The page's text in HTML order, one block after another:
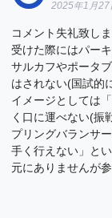
2025年1月27
コメント失礼致し
受けた際にはパー
サルカフやポータ
はされない(国試的
イメージとしては
く口に運べない(振
プリングバランサ
手く行えない」と
元にありませんが